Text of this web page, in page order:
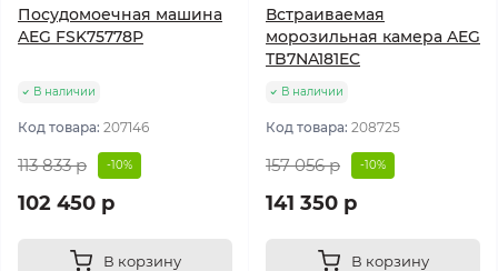
Посудомоечная машина
AEG FSK75778P
В наличии
Код товара: 207146
113 833 р -10%
102 450 р
В корзину
Встраиваемая
морозильная камера AEG
TB7NA181EC
В наличии
Код товара: 208725
157 056 р -10%
141 350 р
В корзину